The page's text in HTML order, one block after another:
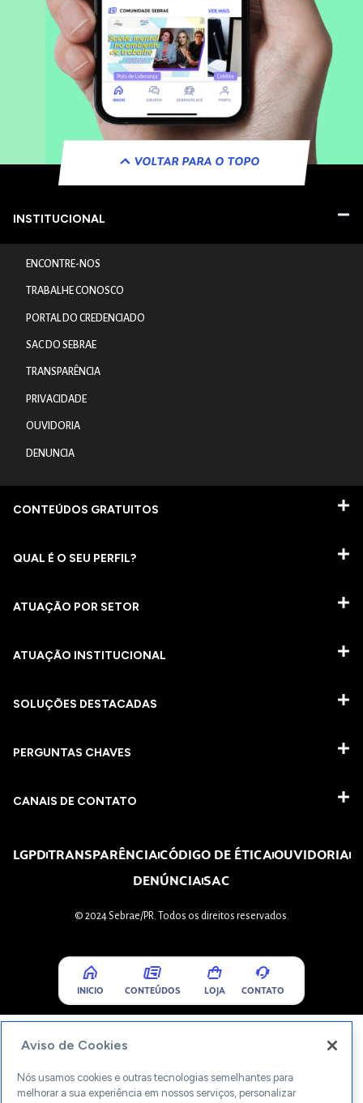
VOLTAR PARA O TOPO
INSTITUCIONAL
ENCONTRE-NOS
TRABALHE CONOSCO
PORTAL DO CREDENCIADO
SAC DO SEBRAE
TRANSPARÊNCIA
PRIVACIDADE
OUVIDORIA
DENUNCIA
CONTEÚDOS GRATUITOS
QUAL É O SEU PERFIL?
ATUAÇÃO POR SETOR
ATUAÇÃO INSTITUCIONAL
SOLUÇÕES DESTACADAS
PERGUNTAS CHAVES​
CANAIS DE CONTATO
LGPDTRANSPARÊNCIACÓDIGO DE ÉTICAOUVIDORIA
DENÚNCIASAC
© 2024 Sebrae/PR. Todos os direitos reservados.
INICIO CONTEÚDOS LOJA CONTATO
Aviso de Cookies
Nós usamos cookies e outras tecnologias semelhantes para
melhorar a sua experiência em nossos serviços, personalizar